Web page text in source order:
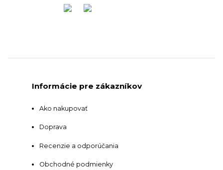
Informácie pre zákazníkov
Ako nakupovať
Doprava
Recenzie a odporúčania
Obchodné podmienky